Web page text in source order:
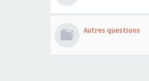
Autres questions